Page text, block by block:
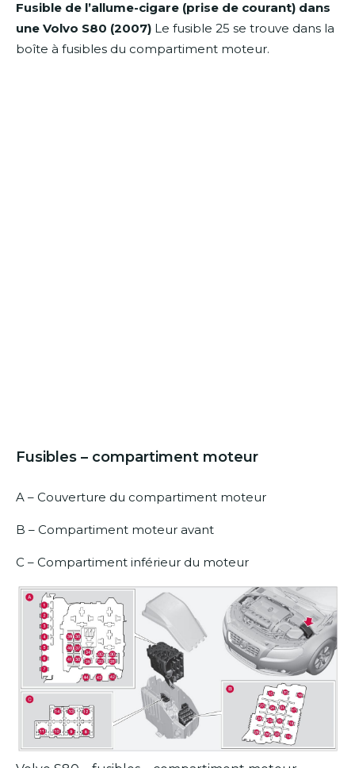
Fusible de l’allume-cigare (prise de courant) dans
une Volvo S80 (2007) Le fusible 25 se trouve dans la
boîte à fusibles du compartiment moteur.
Fusibles – compartiment moteur
A – Couverture du compartiment moteur
B – Compartiment moteur avant
C – Compartiment inférieur du moteur